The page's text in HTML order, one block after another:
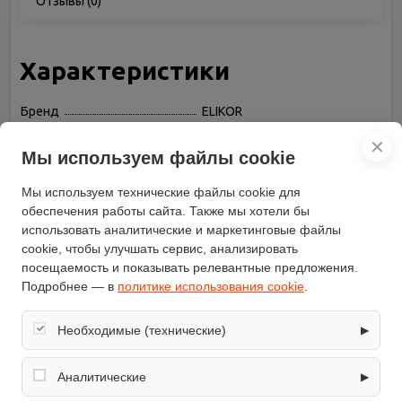
Характеристики
Бренд
ELIKOR
(Вт)
Максимальная
производительность (куб. м/
ч)
400
Цвет корпуса
серебристый
Режимы работы
отвод / циркуляция
Максимальный уровень
шума (дБ)
55
Ширина (см)
50
✕
Мы используем файлы cookie
Мы используем технические файлы cookie для
обеспечения работы сайта. Также мы хотели бы
использовать аналитические и маркетинговые файлы
cookie, чтобы улучшать сервис, анализировать
посещаемость и показывать релевантные предложения.
Подробнее — в политике использования cookie
Необходимые (технические) ▶
Обеспечивают корректную работу сайта: оформление
заказа, корзина, вход в личный кабинет. Без них основные
Аналитические ▶